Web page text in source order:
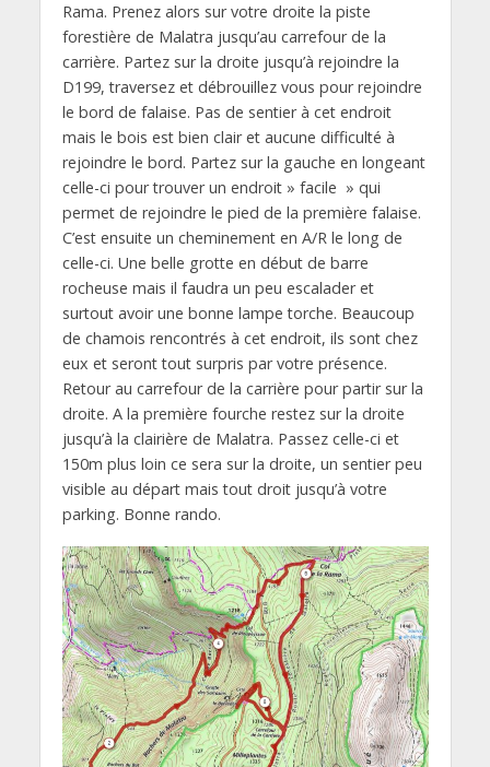
Rama. Prenez alors sur votre droite la piste
forestière de Malatra jusqu’au carrefour de la
carrière. Partez sur la droite jusqu’à rejoindre la
D199, traversez et débrouillez vous pour rejoindre
le bord de falaise. Pas de sentier à cet endroit
mais le bois est bien clair et aucune difficulté à
rejoindre le bord. Partez sur la gauche en longeant
celle-ci pour trouver un endroit » facile » qui
permet de rejoindre le pied de la première falaise.
C’est ensuite un cheminement en A/R le long de
celle-ci. Une belle grotte en début de barre
rocheuse mais il faudra un peu escalader et
surtout avoir une bonne lampe torche. Beaucoup
de chamois rencontrés à cet endroit, ils sont chez
eux et seront tout surpris par votre présence.
Retour au carrefour de la carrière pour partir sur la
droite. A la première fourche restez sur la droite
jusqu’à la clairière de Malatra. Passez celle-ci et
150m plus loin ce sera sur la droite, un sentier peu
visible au départ mais tout droit jusqu’à votre
parking. Bonne rando.